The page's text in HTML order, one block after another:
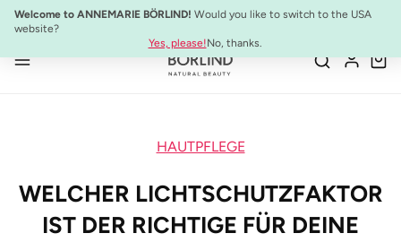
Zum Hauptinhalt springen
Welcome to ANNEMARIE BÖRLIND! Would you like to switch to the USA
website?
Yes, please!No, thanks.
10% Preisvorteil:Anti-Aging Sommer-Set
HAUTPFLEGE
WELCHER LICHTSCHUTZFAKTOR
IST DER RICHTIGE FÜR DEINE